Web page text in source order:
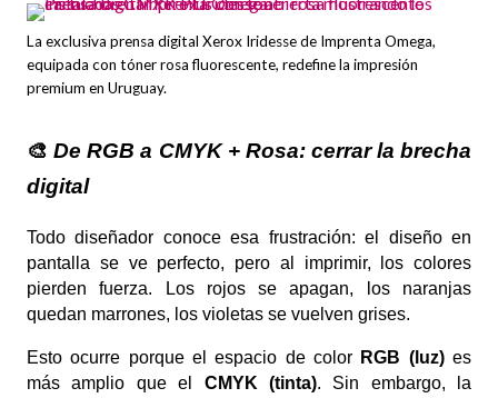
La exclusiva prensa digital Xerox Iridesse de Imprenta Omega,
equipada con tóner rosa fluorescente, redefine la impresión
premium en Uruguay.
🎨 De RGB a CMYK + Rosa: cerrar la brecha
digital
Todo diseñador conoce esa frustración: el diseño en
pantalla se ve perfecto, pero al imprimir, los colores
pierden fuerza. Los rojos se apagan, los naranjas
quedan marrones, los violetas se vuelven grises.
Esto ocurre porque el espacio de color RGB (luz)es
más amplio que el CMYK (tinta). Sin embargo, la